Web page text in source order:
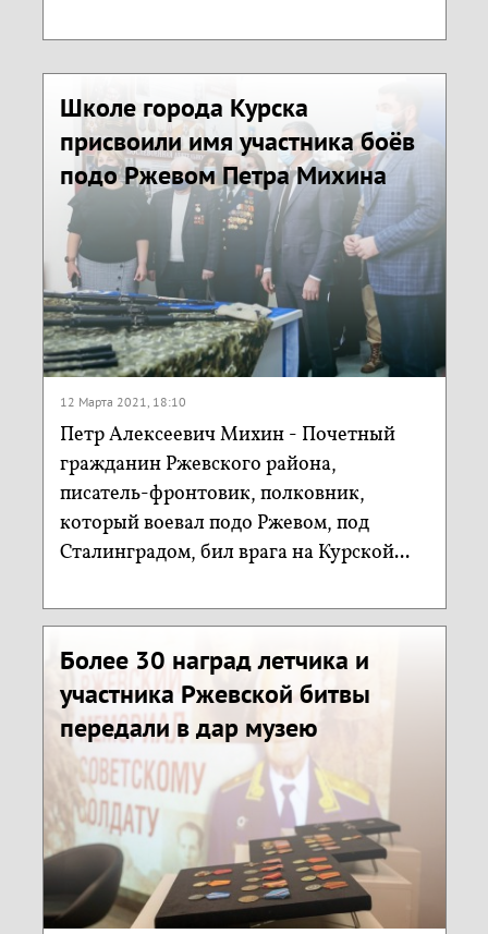
Школе города Курска
присвоили имя участника боёв
подо Ржевом Петра Михина
12 Марта 2021, 18:10
Петр Алексеевич Михин - Почетный
гражданин Ржевского района,
писатель-фронтовик, полковник,
который воевал подо Ржевом, под
Сталинградом, бил врага на Курской...
Более 30 наград летчика и
участника Ржевской битвы
передали в дар музею